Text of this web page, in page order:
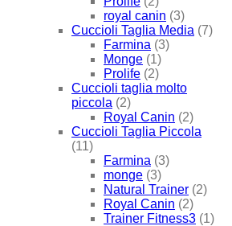
royal canin (3)
Cuccioli Taglia Media (7)
Farmina (3)
Monge (1)
Prolife (2)
Cuccioli taglia molto
piccola (2)
Royal Canin (2)
Cuccioli Taglia Piccola
(11)
Farmina (3)
monge (3)
Natural Trainer (2)
Royal Canin (2)
Trainer Fitness3 (1)